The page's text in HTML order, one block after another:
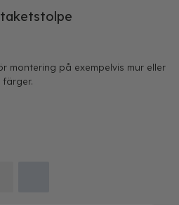
montering på exempelvis mur eller
färger.